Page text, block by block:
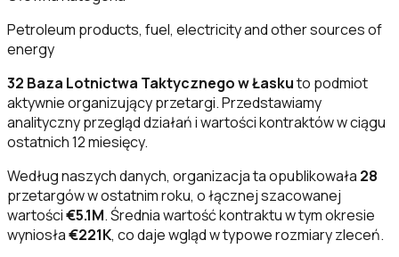
Petroleum products, fuel, electricity and other sources of
energy
32 Baza Lotnictwa Taktycznego w Łaskuto podmiot
aktywnie organizujący przetargi. Przedstawiamy
analityczny przegląd działań i wartości kontraktów w ciągu
ostatnich 12 miesięcy.
Według naszych danych, organizacja ta opublikowała 28
przetargów w ostatnim roku, o łącznej szacowanej
wartości€5.1M. Średnia wartość kontraktu w tym okresie
wyniosła€221K, co daje wgląd w typowe rozmiary zleceń.